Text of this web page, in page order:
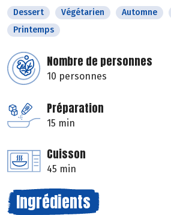
Dessert Végétarien Automne
Printemps
Nombre de personnes
10 personnes
Préparation
15 min
Cuisson
45 min
Ingrédients